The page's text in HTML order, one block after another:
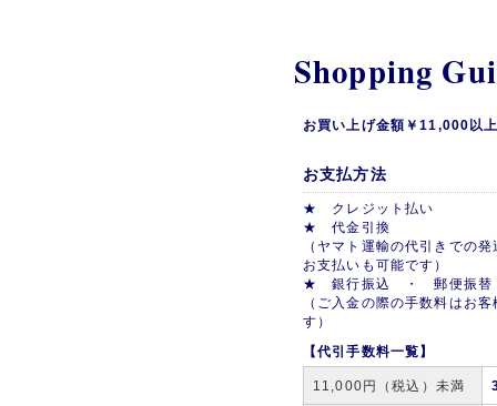
Shopping
お買い上げ金額￥11,000以
お支払方法
★ クレジット払い
★ 代金引換
（ヤマト運輸の代引きでの
お支払いも可能です）
★ 銀行振込 ・ 郵便振替
（ご入金の際の手数料はお
す）
【代引手数料一覧】
11,000円（税込）未満